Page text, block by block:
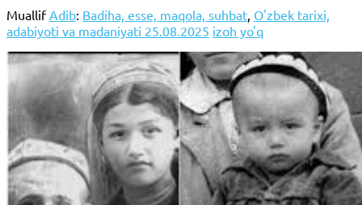
Muallif Adib: Badiha, esse, maqola, suhbat O'zbek tarixi,
adabiyoti va madaniyati 25.08.2025 izoh yo'q